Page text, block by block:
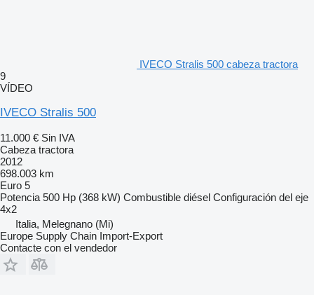
IVECO Stralis 500 cabeza tractora
9
VÍDEO
IVECO Stralis 500
11.000 € Sin IVA
Cabeza tractora
2012
698.003 km
Euro 5
Potencia 500 Hp (368 kW) Combustible diésel Configuración del eje
4x2
Italia, Melegnano (Mi)
Europe Supply Chain Import-Export
Contacte con el vendedor